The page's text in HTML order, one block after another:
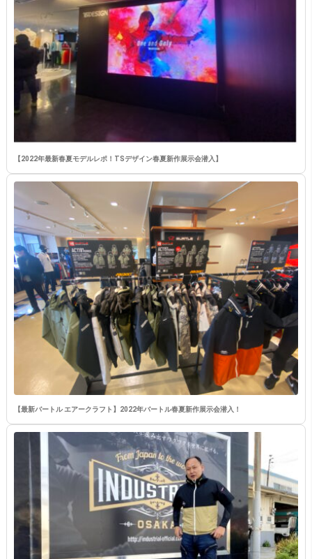
【2022年最新春夏モデルレポ！TSデザイン春夏新作展示会潜入】
【最新バートル エアークラフト】2022年バートル春夏新作展示会潜入！